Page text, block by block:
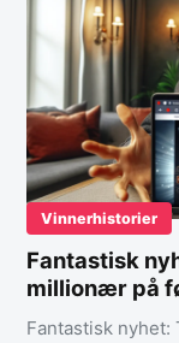
Vinnerhistorier
Fantastisk
millionær på
Fantastisk